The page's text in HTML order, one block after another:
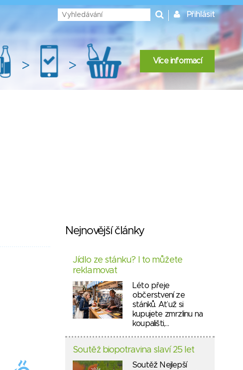
Přihlásit
> > Více informací
Nejnovější články
Jídlo ze stánku? I to můžete
reklamovat
Léto přeje
občerstvení ze
stánků. Ať už si
kupujete zmrzlinu na
koupališti,…
Soutěž biopotravina slaví 25 let
Soutěž Nejlepší